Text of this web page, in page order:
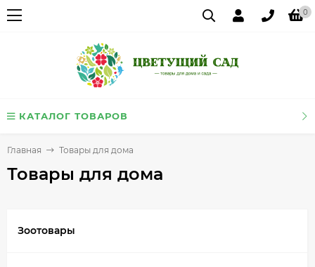
0
КАТАЛОГ ТОВАРОВ
Главная Товары для дома
Товары для дома
Зоотовары